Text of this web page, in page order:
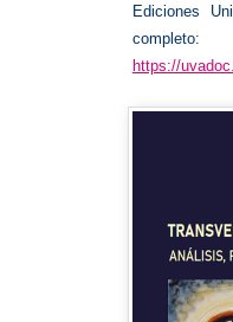
Ediciones
completo:
https://